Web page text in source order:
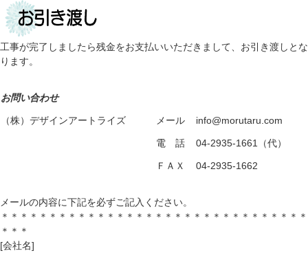
工事が完了しましたら残金をお支払いいただきまして、お引き渡しとな
ります。
お問い合わせ
（株）デザインアートライズ メール info@morutaru.com
電 話 04-2935-1661（代）
ＦＡＸ 04-2935-1662
メールの内容に下記を必ずご記入ください。
＊＊＊＊＊＊＊＊＊＊＊＊＊＊＊＊＊＊＊＊＊＊＊＊＊＊＊＊＊＊＊＊
＊＊＊
[会社名]